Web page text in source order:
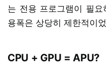
는 전용 프로그램이 필
용폭은 상당히 제한적이
CPU + GPU = APU?